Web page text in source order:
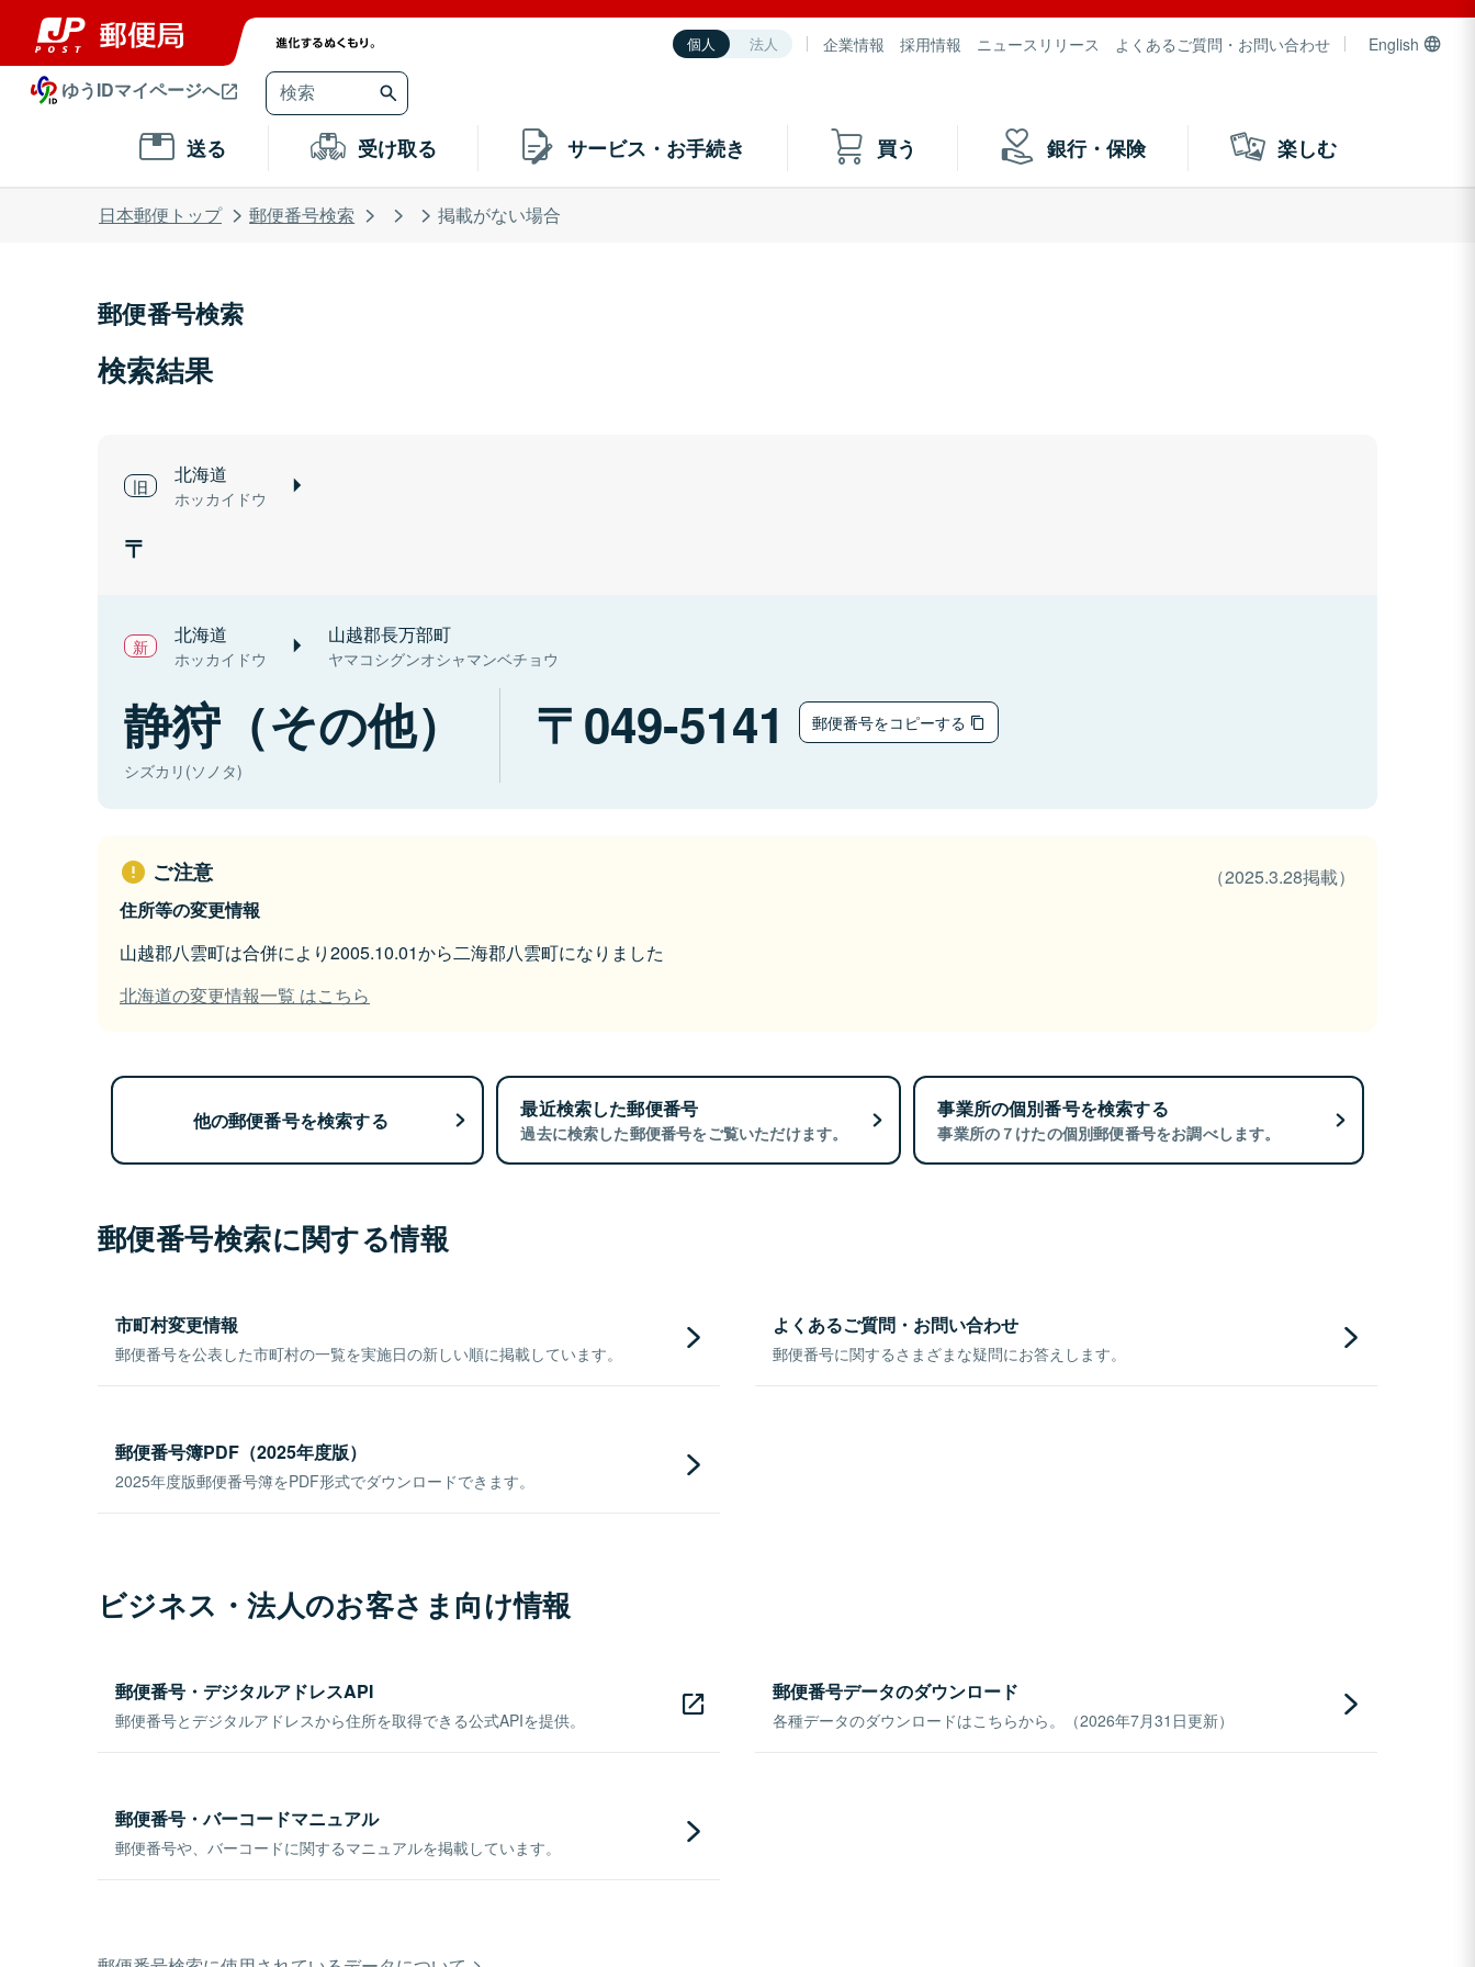
個人 法人 企業情報 採用情報 ニュースリリース よくあるご質問・お問い合わせ English
ゆうIDマイページへ
送る 受け取る サービス・お手続き 買う 銀行・保険 楽しむ
日本郵便トップ 郵便番号検索 掲載がない場合
郵便番号検索
検索結果
北海道
ホッカイドウ
北海道
ホッカイドウ
山越郡長万部町
ヤマコシグンオシャマンベチョウ
静狩（その他）
シズカリ(ソノタ)
049-5141 郵便番号をコピーする
ご注意
（2025.3.28掲載）
住所等の変更情報
山越郡八雲町は合併により2005.10.01から二海郡八雲町になりました
北海道の変更情報一覧 はこちら
他の郵便番号を検索する 最近検索した郵便番号
過去に検索した郵便番号をご覧いただけます。
事業所の個別番号を検索する
事業所の７けたの個別郵便番号をお調べします。
郵便番号検索に関する情報
市町村変更情報
郵便番号を公表した市町村の一覧を実施日の新しい順に掲載しています。
よくあるご質問・お問い合わせ
郵便番号に関するさまざまな疑問にお答えします。
郵便番号簿PDF（2025年度版）
2025年度版郵便番号簿をPDF形式でダウンロードできます。
ビジネス・法人のお客さま向け情報
郵便番号・デジタルアドレスAPI
郵便番号とデジタルアドレスから住所を取得できる公式APIを提供。
郵便番号データのダウンロード
各種データのダウンロードはこちらから。（2026年7月31日更新）
郵便番号・バーコードマニュアル
郵便番号や、バーコードに関するマニュアルを掲載しています。